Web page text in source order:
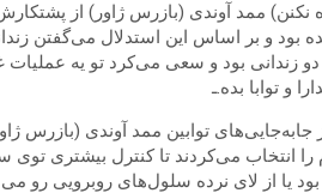
نکنن) ممد آوندی (بازرس ژاور) از
بود و بر اساس این استدلال می‌گفتن
دو زندانی بود و سعی می‌کرد تو یه
و توابا بده.ـ
توابین ممد آوندی (بازرس
انتخاب می‌کردند تا کنترل بیشتری
یا از لای نرده سلول‌های روبرویی رو